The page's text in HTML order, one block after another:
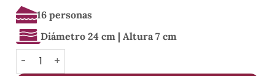
16 personas
Diámetro 24 cm | Altura 7 cm
Chocolate Vivián cantidad